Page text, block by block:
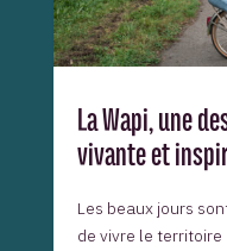
La Wapi, une
vivante et
Les beaux jours
de vivre le